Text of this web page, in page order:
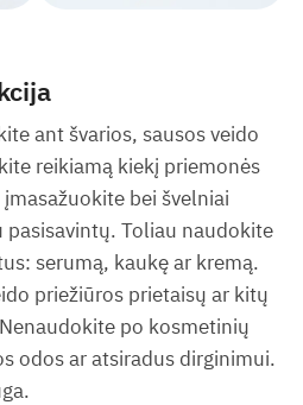
ant švarios, sausos veido
reikiamą kiekį priemonės
bei švelniai
Toliau naudokite
serumą, kaukę ar kremą.
priežiūros prietaisų ar kitų
po kosmetinių
odos ar atsiradus dirginimui.